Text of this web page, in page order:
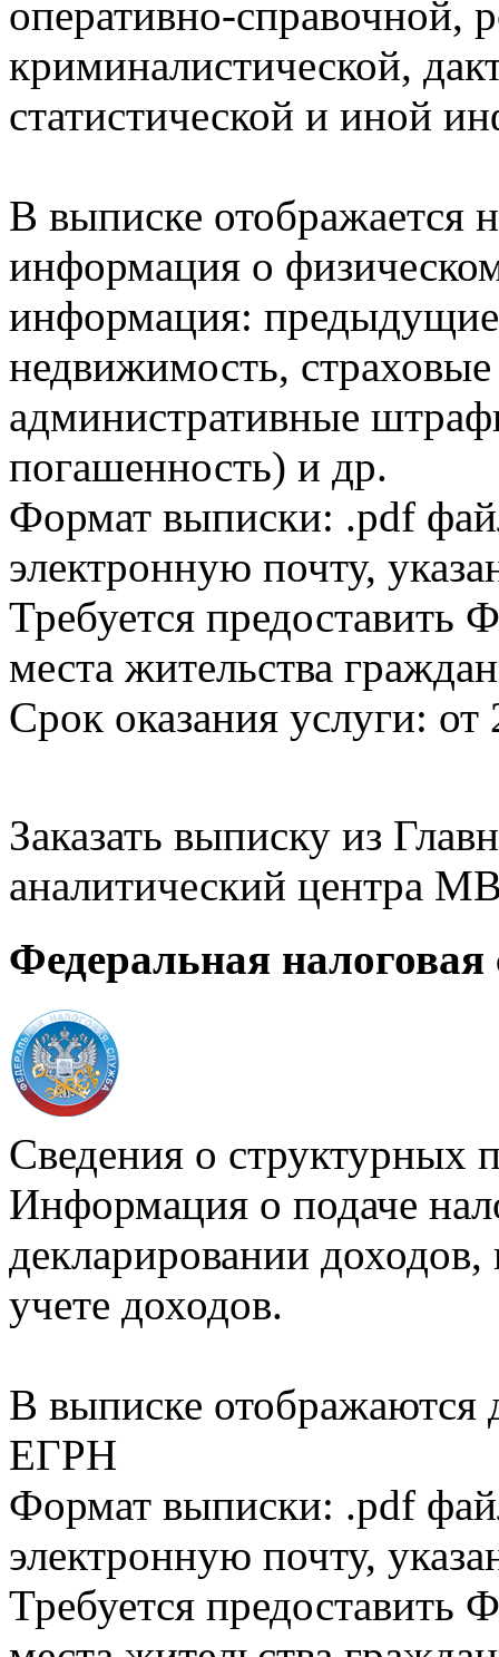
оперативно-справочной,
криминалистической,
статистической и иной
В выписке отображается
информация о
информация:
недвижимость,
административные
погашенность) и др.
Формат выписки: .pdf
электронную почту,
Требуется
места жительства
Срок оказания услуги: от
Заказать выписку из
аналитический центра
Федеральная налоговая
Сведения о структурных
Информация о подаче
декларировании доходов,
учете доходов.
В выписке
ЕГРН
Формат выписки: .pdf
электронную почту,
Требуется